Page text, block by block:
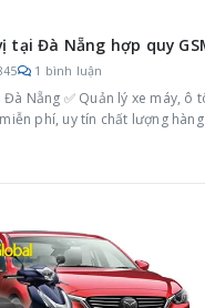
tại Đà Nẵng hợp quy
1 bình luận
Nẵng ✅ Quản lý xe máy, ô
phí, uy tín chất lượng